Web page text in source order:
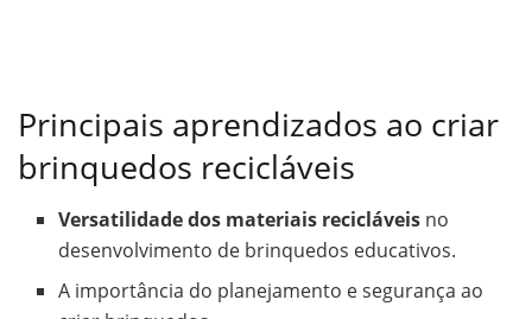
Principais aprendizados ao criar
brinquedos recicláveis
Versatilidade dos materiais recicláveis no
desenvolvimento de brinquedos educativos.
A importância do planejamento e segurança ao